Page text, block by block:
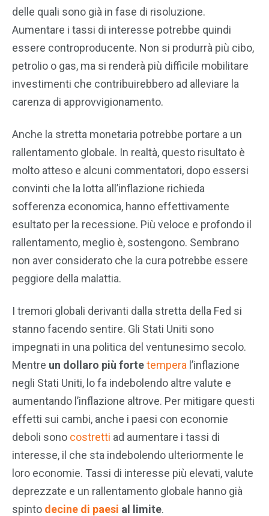
delle quali sono già in fase di risoluzione.
Aumentare i tassi di interesse potrebbe quindi
essere controproducente. Non si produrrà più cibo,
petrolio o gas, ma si renderà più difficile mobilitare
investimenti che contribuirebbero ad alleviare la
carenza di approvvigionamento.
Anche la stretta monetaria potrebbe portare a un
rallentamento globale. In realtà, questo risultato è
molto atteso e alcuni commentatori, dopo essersi
convinti che la lotta all’inflazione richieda
sofferenza economica, hanno effettivamente
esultato per la recessione. Più veloce e profondo il
rallentamento, meglio è, sostengono. Sembrano
non aver considerato che la cura potrebbe essere
peggiore della malattia.
I tremori globali derivanti dalla stretta della Fed si
stanno facendo sentire. Gli Stati Uniti sono
impegnati in una politica del ventunesimo secolo.
Mentre un dollaro più fortetempera l’inflazione
negli Stati Uniti, lo fa indebolendo altre valute e
aumentando l’inflazione altrove. Per mitigare questi
effetti sui cambi, anche i paesi con economie
deboli sono costretti ad aumentare i tassi di
interesse, il che sta indebolendo ulteriormente le
loro economie. Tassi di interesse più elevati, valute
deprezzate e un rallentamento globale hanno già
spinto decine di paesi al limite.